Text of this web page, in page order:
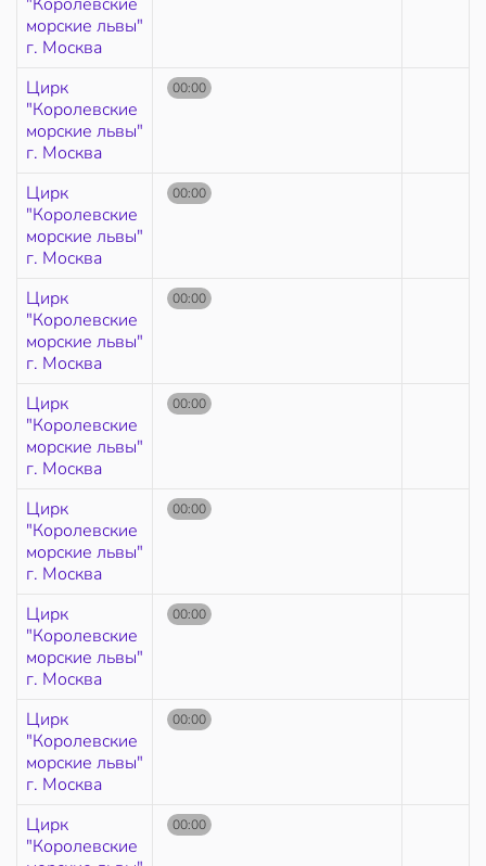
морские львы"
г. Москва
Цирк
"Королевские
морские львы"
г. Москва
00:00
Цирк
"Королевские
морские львы"
г. Москва
00:00
Цирк
"Королевские
морские львы"
г. Москва
00:00
Цирк
"Королевские
морские львы"
г. Москва
00:00
Цирк
"Королевские
морские львы"
г. Москва
00:00
Цирк
"Королевские
морские львы"
г. Москва
00:00
Цирк
"Королевские
морские львы"
г. Москва
00:00
Цирк
"Королевские
00:00